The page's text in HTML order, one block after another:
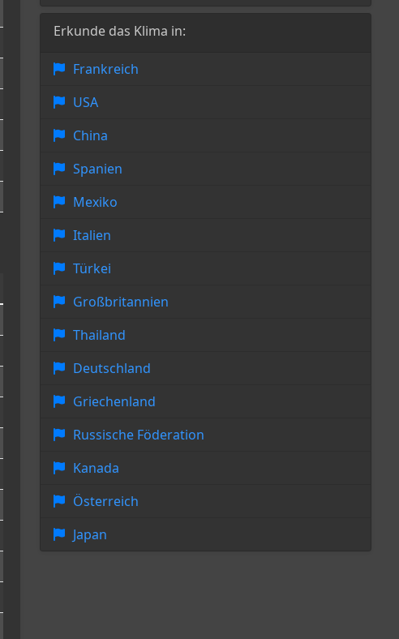
Erkunde das Klima in:
Frankreich
USA
China
Spanien
Mexiko
Italien
Türkei
Großbritannien
Thailand
Deutschland
Griechenland
Russische Föderation
Kanada
Österreich
Japan